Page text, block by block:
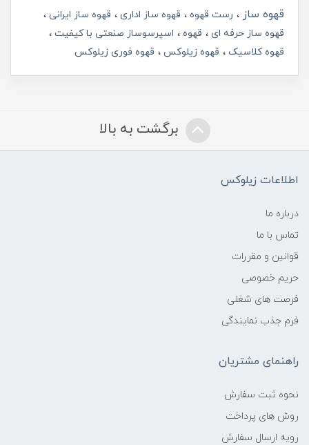
قهوه ساز رست قهوه قهوه ساز اداری
قهوه ساز ایرانی
قهوه ساز حرفه ای
قهوه
اسپرسوساز صنعتی با کیفیت
قهوه کلاسیک
قهوه زیلوکس قهوه فوری زیلوکس
برگشت به بالا
اطلاعات زیلوکس
درباره ما
تماس با ما
قوانین و مقررات
حریم خصوصی
فرصت های شغلی
فرم جذب نمایندگی
راهنمای مشتریان
نحوه ثبت سفارش
روش های پرداخت
رویه ارسال سفارش